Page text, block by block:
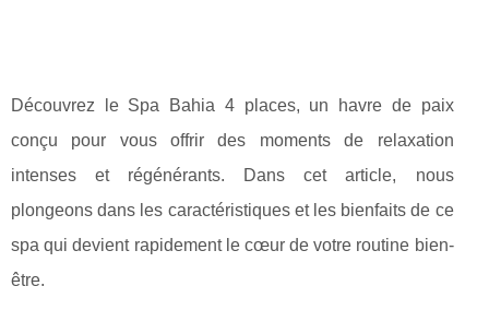
Découvrez le Spa Bahia 4 places, un havre de paix
conçu pour vous offrir des moments de relaxation
intenses et régénérants. Dans cet article, nous
plongeons dans les caractéristiques et les bienfaits de ce
spa qui devient rapidement le cœur de votre routine bien-
être.